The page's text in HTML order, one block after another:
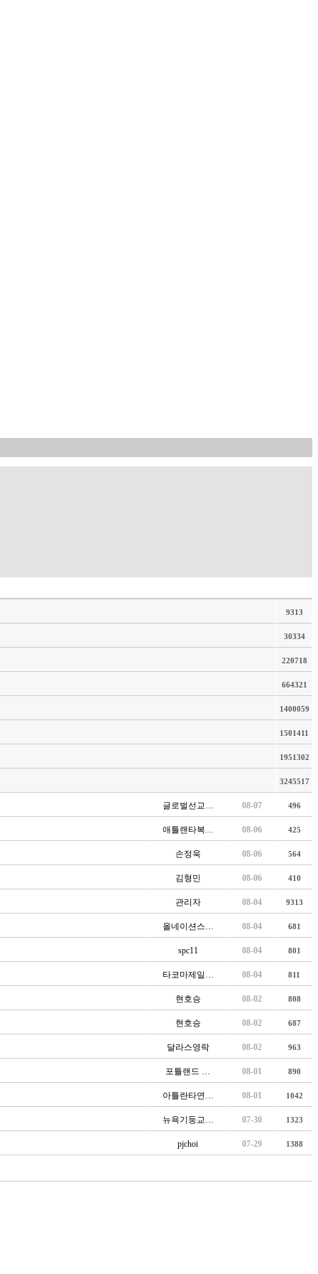
9313
30334
220718
664321
1400059
1501411
1951302
3245517
글로벌선교… 08-07 496
애틀랜타복… 08-06 425
손정욱 08-06 564
김형민 08-06 410
관리자 08-04 9313
올네이션스… 08-04 681
spc11 08-04 801
타코마제일… 08-04 811
현호승 08-02 808
현호승 08-02 687
달라스영락 08-02 963
포틀랜드 … 08-01 890
아틀란타연… 08-01 1042
뉴욕기둥교… 07-30 1323
pjchoi 07-29 1388